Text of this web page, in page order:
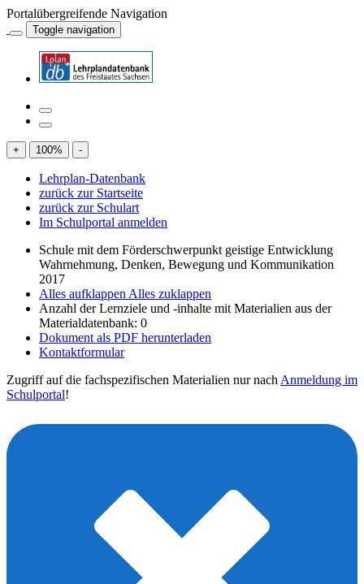
Portalübergreifende Navigation
Toggle navigation
+ 100% -
Lehrplan-Datenbank
zurück zur Startseite
zurück zur Schulart
Im Schulportal anmelden
Schule mit dem Förderschwerpunkt geistige Entwicklung
Wahrnehmung, Denken, Bewegung und Kommunikation
2017
Alles aufklappen Alles zuklappen
Anzahl der Lernziele und -inhalte mit Materialien aus der
Materialdatenbank: 0
Dokument als PDF herunterladen
Kontaktformular
Zugriff auf die fachspezifischen Materialien nur nach Anmeldung im
Schulportal!